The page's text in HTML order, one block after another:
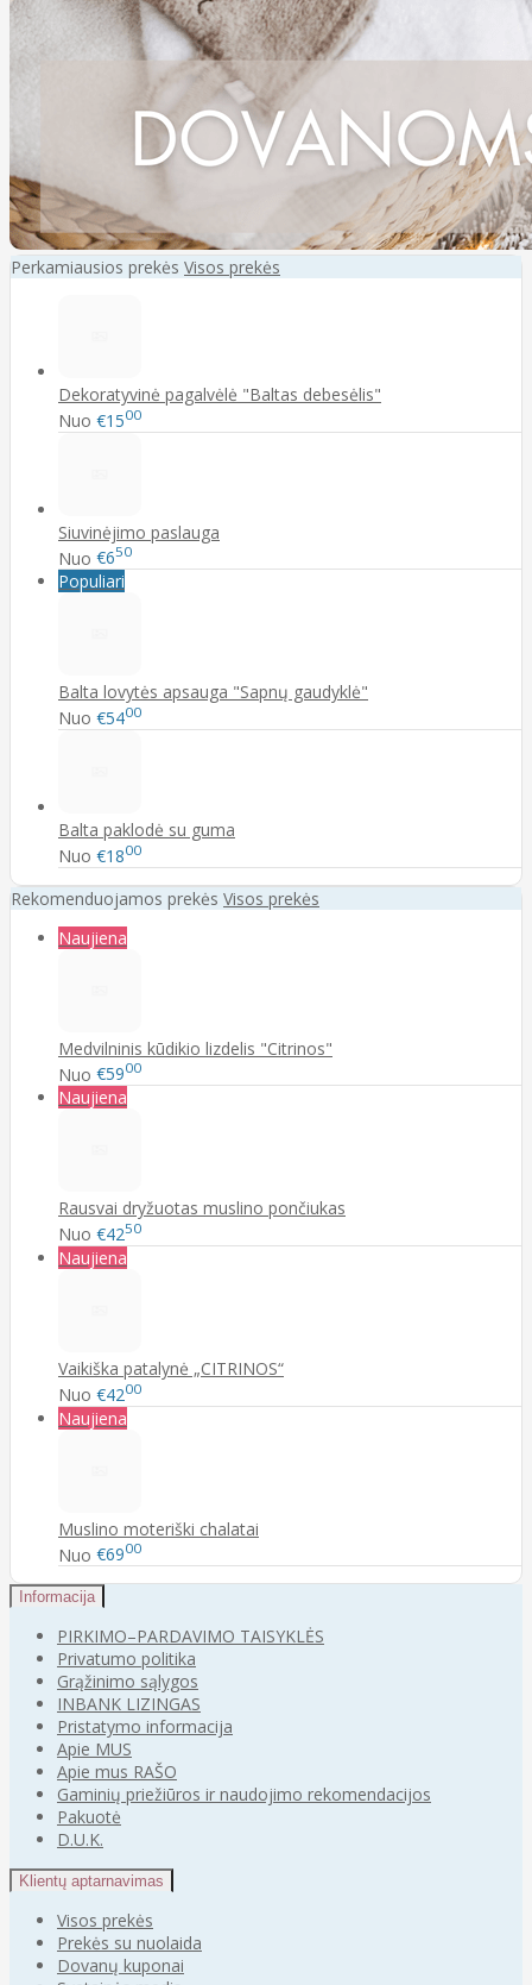
Perkamiausios prekės Visos prekės
Dekoratyvinė pagalvėlė "Baltas debesėlis"
Nuo €1500
Siuvinėjimo paslauga
Nuo €650
Populiari
Balta lovytės apsauga "Sapnų gaudyklė"
Nuo €5400
Balta paklodė su guma
Nuo €1800
Rekomenduojamos prekės Visos prekės
Naujiena
Medvilninis kūdikio lizdelis "Citrinos"
Nuo €5900
Naujiena
Rausvai dryžuotas muslino pončiukas
Nuo €4250
Naujiena
Vaikiška patalynė „CITRINOS“
Nuo €4200
Naujiena
Muslino moteriški chalatai
Nuo €6900
Informacija
PIRKIMO–PARDAVIMO TAISYKLĖS
Privatumo politika
Grąžinimo sąlygos
INBANK LIZINGAS
Pristatymo informacija
Apie MUS
Apie mus RAŠO
Gaminių priežiūros ir naudojimo rekomendacijos
Pakuotė
D.U.K.
Klientų aptarnavimas
Visos prekės
Prekės su nuolaida
Dovanų kuponai